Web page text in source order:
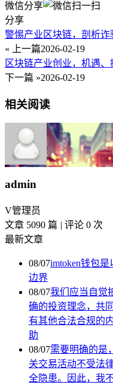
微信分享
分享
警惕产业区块链，剖析
« 上一篇2026-02-19
区块链产业创业，机遇
下一篇 »2026-02-19
相关阅读
admin
V管理员
文章 5090 篇 | 评论 0 次
最新文章
08/07imtoken钱包
边界
08/07我们应当自觉
确的投资理念，共
有其他合法合规的
助
08/07需要明确的是
关交易活动不受法
全隐患。因此，我